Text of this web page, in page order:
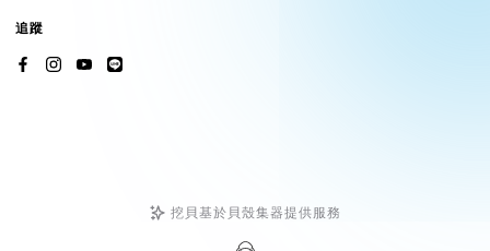
追蹤
挖貝基於貝殼集器提供服務